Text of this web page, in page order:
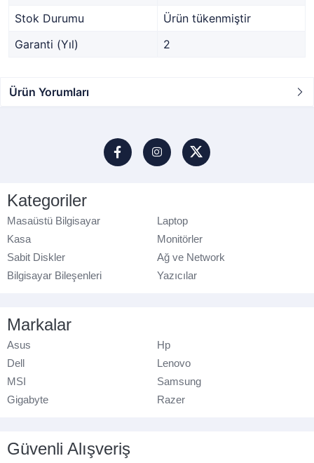
Stok Durumu
Ürün tükenmiştir
Garanti (Yıl)
2
Ürün Yorumları
Kategoriler
Masaüstü Bilgisayar
Laptop
Kasa
Monitörler
Sabit Diskler
Ağ ve Network
Bilgisayar Bileşenleri
Yazıcılar
Markalar
Asus
Hp
Dell
Lenovo
MSI
Samsung
Gigabyte
Razer
Güvenli Alışveriş